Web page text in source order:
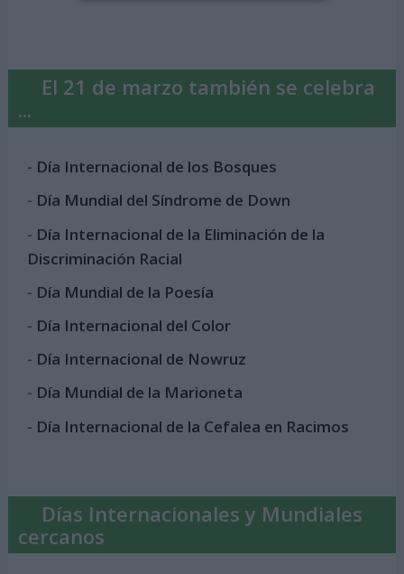
El 21 de marzo también se celebra
...
- Día Internacional de los Bosques
- Día Mundial del Síndrome de Down
- Día Internacional de la Eliminación de la
Discriminación Racial
- Día Mundial de la Poesía
- Día Internacional del Color
- Día Internacional de Nowruz
- Día Mundial de la Marioneta
- Día Internacional de la Cefalea en Racimos
Días Internacionales y Mundiales
cercanos